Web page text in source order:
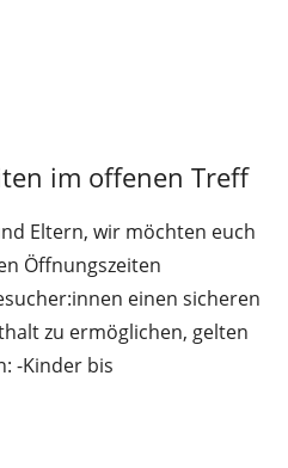
im offenen Treff
Eltern, wir möchten euch
Öffnungszeiten
einen sicheren
zu ermöglichen, gelten
-Kinder bis